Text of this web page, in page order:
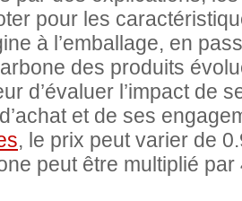
pour les
à l’emballage, en
des produits
d’évaluer l’impact de
et de ses
, le prix peut varier de
peut être multiplié